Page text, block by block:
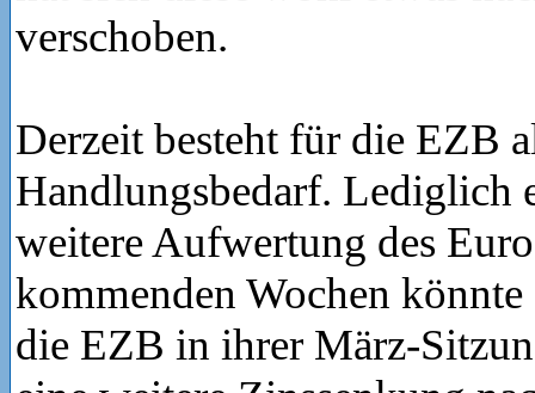
verschoben.
Derzeit besteht für die EZB
Handlungsbedarf. Lediglich
weitere Aufwertung des
kommenden Wochen könnte
die EZB in ihrer März-